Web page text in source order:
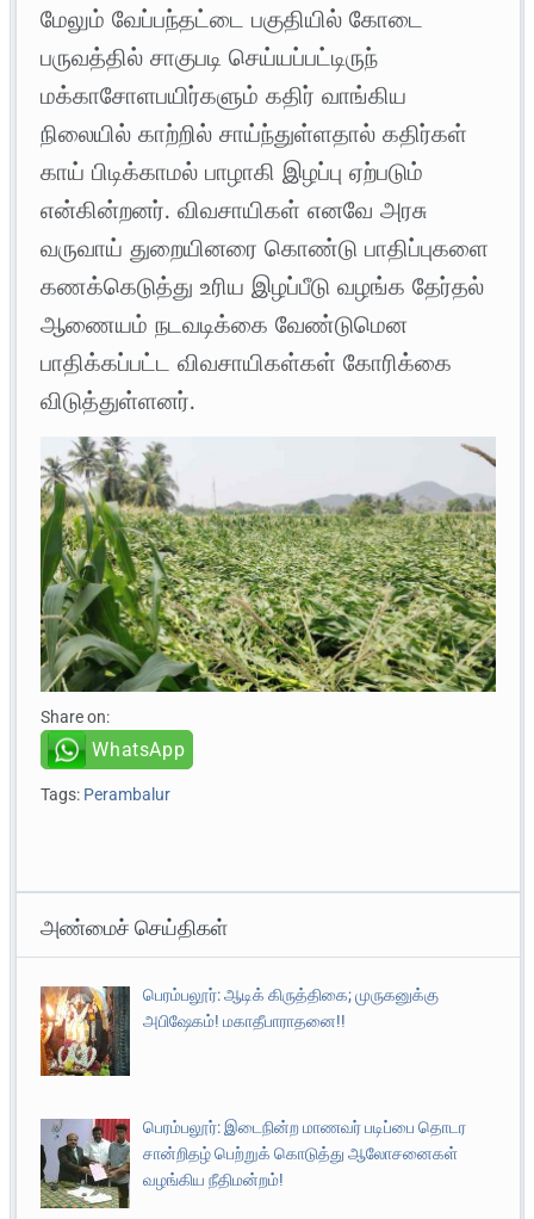
மேலும் வேப்பந்தட்டை பகுதியில் கோடை
பருவத்தில் சாகுபடி செய்யப்பட்டிருந்
மக்காசோளபயிர்களும் கதிர் வாங்கிய
நிலையில் காற்றில் சாய்ந்துள்ளதால் கதிர்கள்
காய் பிடிக்காமல் பாழாகி இழப்பு ஏற்படும்
என்கின்றனர். விவசாயிகள் எனவே அரசு
வருவாய் துறையினரை கொண்டு பாதிப்புகளை
கணக்கெடுத்து உரிய இழப்பீடு வழங்க தேர்தல்
ஆணையம் நடவடிக்கை வேண்டுமென
பாதிக்கப்பட்ட விவசாயிகள்கள் கோரிக்கை
விடுத்துள்ளனர்.
Share on:
WhatsApp
Tags: Perambalur
அண்மைச் செய்திகள்
பெரம்பலூர்: ஆடிக் கிருத்திகை; முருகனுக்கு
அபிஷேகம்! மகாதீபாராதனை!!
பெரம்பலூர்: இடைநின்ற மாணவர் படிப்பை தொடர
சான்றிதழ் பெற்றுக் கொடுத்து ஆலோசனைகள்
வழங்கிய நீதிமன்றம்!